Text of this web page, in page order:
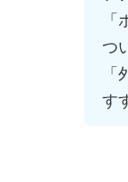
つ
す